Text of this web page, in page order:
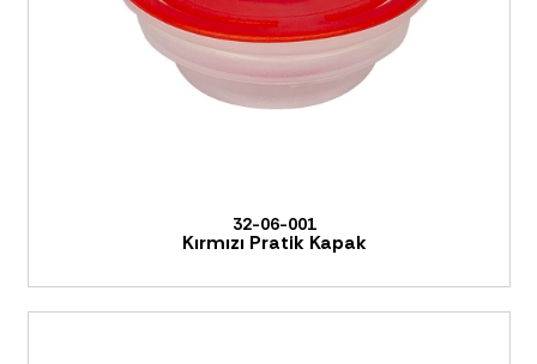
32-06-001
Kırmızı Pratik Kapak